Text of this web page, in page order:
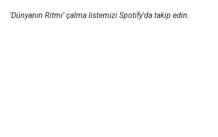
'Dünyanın Ritmi' çalma listemizi Spotify'da takip edin.